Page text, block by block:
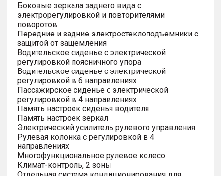
Боковые зеркала заднего вида с
электрорегулировкой и повторителями
поворотов
Передние и задние электростеклоподъемники с
защитой от защемления
Водительское сиденье с электрической
регулировкой поясничного упора
Водительское сиденье с электрической
регулировкой в 6 направлениях
Пассажирское сиденье с электрической
регулировкой в 4 направлениях
Память настроек сиденья водителя
Память настроек зеркал
Электрический усилитель рулевого управления
Рулевая колонка с регулировкой в 4
направлениях
Многофункциональное рулевое колесо
Климат-контроль, 2 зоны
Отдельная система кондиционирования для